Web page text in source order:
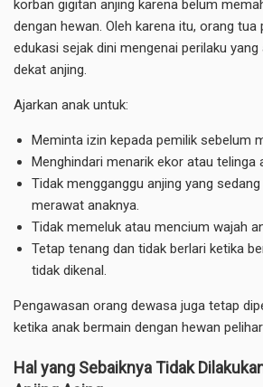
korban gigitan anjing karena belum
dengan hewan. Oleh karena itu, orang tua
edukasi sejak dini mengenai perilaku
dekat anjing.
Ajarkan anak untuk:
Meminta izin kepada pemilik sebelum
Menghindari menarik ekor atau telinga
Tidak mengganggu anjing yang
merawat anaknya.
Tidak memeluk atau mencium wajah
Tetap tenang dan tidak berlari ketika
tidak dikenal.
Pengawasan orang dewasa juga tetap
ketika anak bermain dengan hewan
Hal yang Sebaiknya Tidak